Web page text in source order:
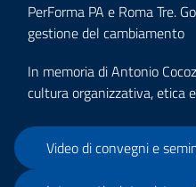
PerForma PA e Roma Tre.
gestione del cambiamento
In memoria di Antonio
cultura organizzativa, etica
Video di convegni e